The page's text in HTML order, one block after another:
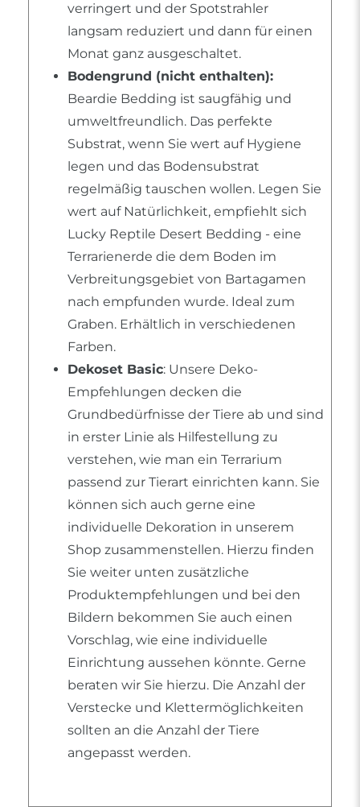
verringert und der Spotstrahler
langsam reduziert und dann für einen
Monat ganz ausgeschaltet.
Bodengrund (nicht enthalten):
Beardie Bedding ist saugfähig und
umweltfreundlich. Das perfekte
Substrat, wenn Sie wert auf Hygiene
legen und das Bodensubstrat
regelmäßig tauschen wollen. Legen Sie
wert auf Natürlichkeit, empfiehlt sich
Lucky Reptile Desert Bedding - eine
Terrarienerde die dem Boden im
Verbreitungsgebiet von Bartagamen
nach empfunden wurde. Ideal zum
Graben. Erhältlich in verschiedenen
Farben.
Dekoset Basic: Unsere Deko-
Empfehlungen decken die
Grundbedürfnisse der Tiere ab und sind
in erster Linie als Hilfestellung zu
verstehen, wie man ein Terrarium
passend zur Tierart einrichten kann. Sie
können sich auch gerne eine
individuelle Dekoration in unserem
Shop zusammenstellen. Hierzu finden
Sie weiter unten zusätzliche
Produktempfehlungen und bei den
Bildern bekommen Sie auch einen
Vorschlag, wie eine individuelle
Einrichtung aussehen könnte. Gerne
beraten wir Sie hierzu. Die Anzahl der
Verstecke und Klettermöglichkeiten
sollten an die Anzahl der Tiere
angepasst werden.